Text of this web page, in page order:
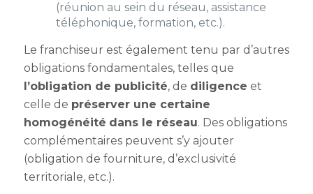
(réunion au sein du réseau, assistance
téléphonique, formation, etc.).
Le franchiseur est également tenu par d’autres
obligations fondamentales, telles que
l’obligation de publicité, de diligence et
celle de préserver une certaine
homogénéité dans le réseau. Des obligations
complémentaires peuvent s’y ajouter
(obligation de fourniture, d’exclusivité
territoriale, etc.).